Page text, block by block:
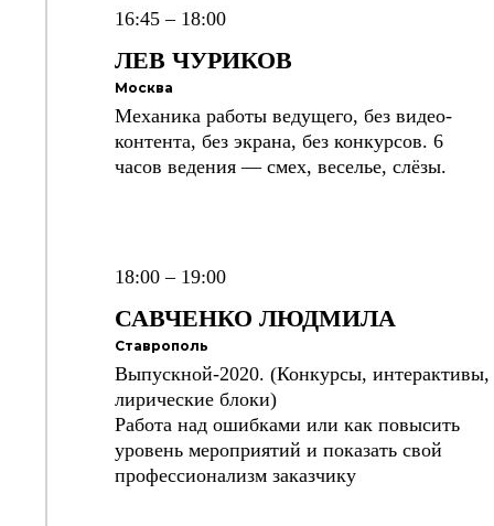
16:45 – 18:00
ЛЕВ ЧУРИКОВ
Москва
Механика работы ведущего, без видео-
контента, без экрана, без конкурсов. 6
часов ведения — смех, веселье, слёзы.
18:00 – 19:00
САВЧЕНКО ЛЮДМИЛА
Ставрополь
Выпускной-2020. (Конкурсы, интерактивы,
лирические блоки)
Работа над ошибками или как повысить
уровень мероприятий и показать свой
профессионализм заказчику